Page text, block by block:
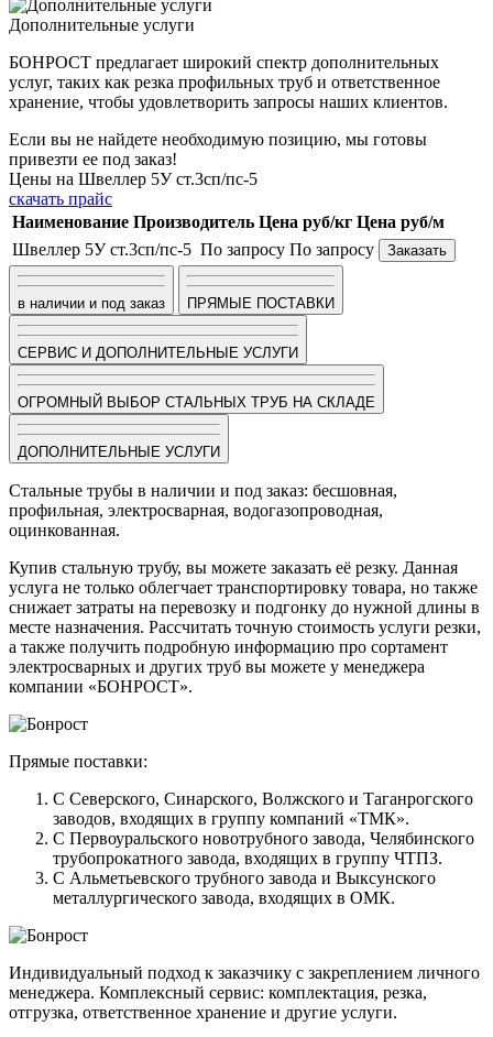
Дополнительные услуги
БОНРОСТ предлагает широкий спектр дополнительных
услуг, таких как резка профильных труб и ответственное
хранение, чтобы удовлетворить запросы наших клиентов.
Если вы не найдете необходимую позицию, мы готовы
привезти ее под заказ!
Цены на Швеллер 5У ст.3сп/пс-5
скачать прайс
Наименование Производитель Цена руб/кг Цена руб/м
Швеллер 5У ст.3сп/пс-5 По запросу По запросу Заказать
в наличии и под заказ ПРЯМЫЕ ПОСТАВКИ
СЕРВИС И ДОПОЛНИТЕЛЬНЫЕ УСЛУГИ
ОГРОМНЫЙ ВЫБОР СТАЛЬНЫХ ТРУБ НА СКЛАДЕ
ДОПОЛНИТЕЛЬНЫЕ УСЛУГИ
Стальные трубы в наличии и под заказ: бесшовная,
профильная, электросварная, водогазопроводная,
оцинкованная.
Купив стальную трубу, вы можете заказать её резку. Данная
услуга не только облегчает транспортировку товара, но также
снижает затраты на перевозку и подгонку до нужной длины в
месте назначения. Рассчитать точную стоимость услуги резки,
а также получить подробную информацию про сортамент
электросварных и других труб вы можете у менеджера
компании «БОНРОСТ».
Прямые поставки:
С Северского, Синарского, Волжского и Таганрогского
заводов, входящих в группу компаний «ТМК».
С Первоуральского новотрубного завода, Челябинского
трубопрокатного завода, входящих в группу ЧТПЗ.
С Альметьевского трубного завода и Выксунского
металлургического завода, входящих в ОМК.
Индивидуальный подход к заказчику с закреплением личного
менеджера. Комплексный сервис: комплектация, резка,
отгрузка, ответственное хранение и другие услуги.